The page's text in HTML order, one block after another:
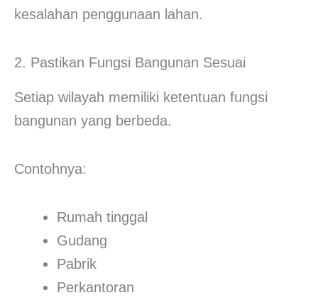
kesalahan penggunaan lahan.
2. Pastikan Fungsi Bangunan Sesuai
Setiap wilayah memiliki ketentuan fungsi
bangunan yang berbeda.
Contohnya:
Rumah tinggal
Gudang
Pabrik
Perkantoran